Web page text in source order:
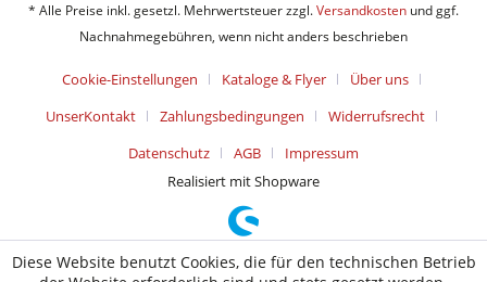
* Alle Preise inkl. gesetzl. Mehrwertsteuer zzgl.Versandkosten und ggf.
Nachnahmegebühren, wenn nicht anders beschrieben
Cookie-Einstellungen Kataloge & Flyer
Über uns
UnserKontakt
Zahlungsbedingungen
Widerrufsrecht
Datenschutz
AGB
Impressum
Realisiert mit Shopware
Diese Website benutzt Cookies, die für den technischen Betrieb